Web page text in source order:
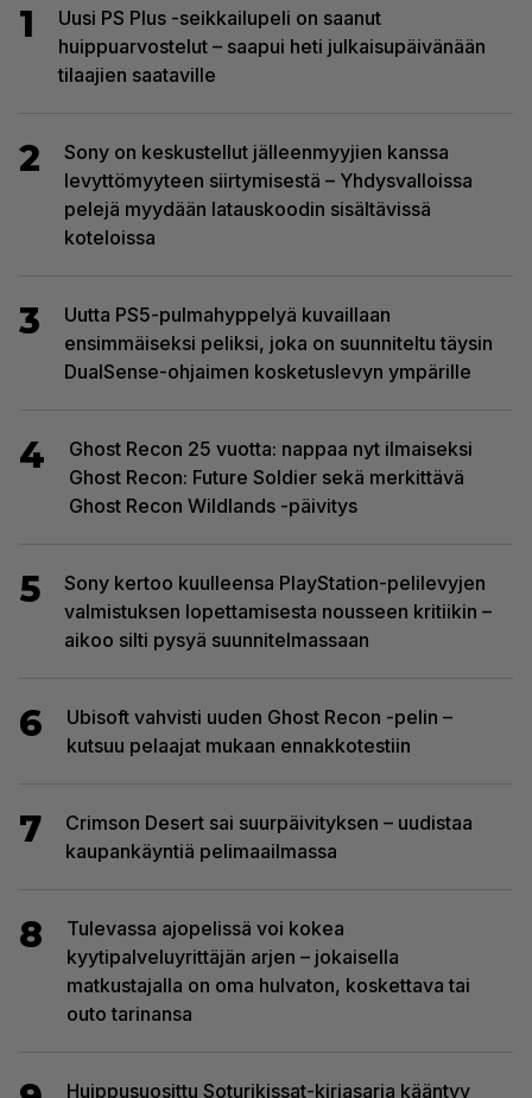
1
Uusi PS Plus -seikkailupeli on saanut
huippuarvostelut – saapui heti julkaisupäivänään
tilaajien saataville
2
Sony on keskustellut jälleenmyyjien kanssa
levyttömyyteen siirtymisestä – Yhdysvalloissa
pelejä myydään latauskoodin sisältävissä
koteloissa
3
Uutta PS5-pulmahyppelyä kuvaillaan
ensimmäiseksi peliksi, joka on suunniteltu täysin
DualSense-ohjaimen kosketuslevyn ympärille
4
Ghost Recon 25 vuotta: nappaa nyt ilmaiseksi
Ghost Recon: Future Soldier sekä merkittävä
Ghost Recon Wildlands -päivitys
5
Sony kertoo kuulleensa PlayStation-pelilevyjen
valmistuksen lopettamisesta nousseen kritiikin –
aikoo silti pysyä suunnitelmassaan
6
Ubisoft vahvisti uuden Ghost Recon -pelin –
kutsuu pelaajat mukaan ennakkotestiin
7
Crimson Desert sai suurpäivityksen – uudistaa
kaupankäyntiä pelimaailmassa
8
Tulevassa ajopelissä voi kokea
kyytipalveluyrittäjän arjen – jokaisella
matkustajalla on oma hulvaton, koskettava tai
outo tarinansa
Huippusuosittu Soturikissat-kirjasarja kääntyy